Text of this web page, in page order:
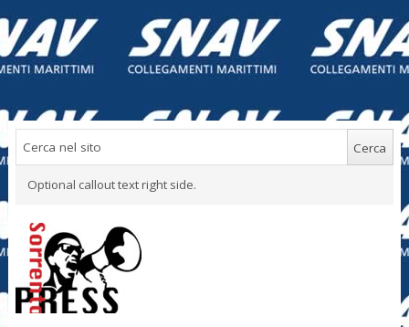
Optional callout text right side.